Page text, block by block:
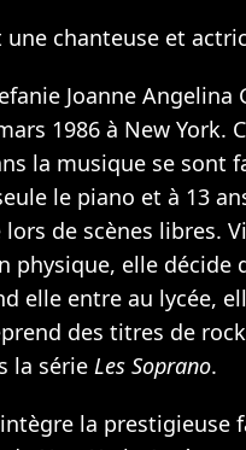
une chanteuse et
Joanne
1986 à New York.
la musique se sont
le piano et à 13
de scènes libres.
physique, elle
elle entre au lycée,
des titres de
la série Les Soprano.
la prestigieuse